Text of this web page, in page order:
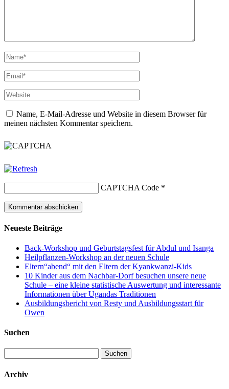
Name, E-Mail-Adresse und Website in diesem Browser für
meinen nächsten Kommentar speichern.
CAPTCHA Code *
Neueste Beiträge
Back-Workshop und Geburtstagsfest für Abdul und Isanga
Heilpflanzen-Workshop an der neuen Schule
Eltern“abend“ mit den Eltern der Kyankwanzi-Kids
10 Kinder aus dem Nachbar-Dorf besuchen unsere neue
Schule – eine kleine statistische Auswertung und interessante
Informationen über Ugandas Traditionen
Ausbildungsbericht von Resty und Ausbildungsstart für
Owen
Suchen
nach:
Archiv